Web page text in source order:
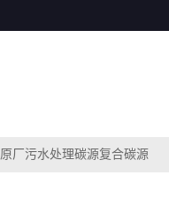
原厂污水处理碳源复合碳源